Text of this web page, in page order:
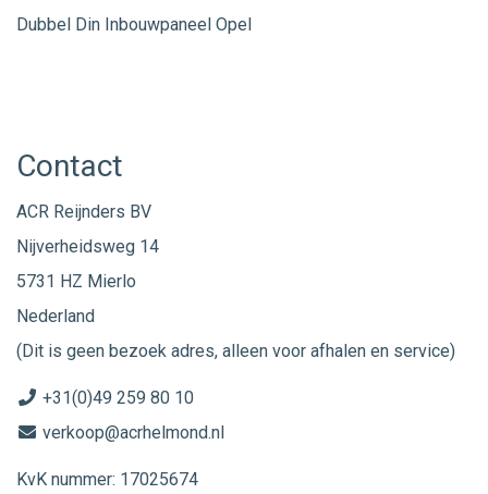
Dubbel Din Inbouwpaneel Opel
Contact
ACR Reijnders BV
Nijverheidsweg 14
5731 HZ Mierlo
Nederland
(Dit is geen bezoek adres, alleen voor afhalen en service)
+31(0)49 259 80 10
verkoop@acrhelmond.nl
KvK nummer: 17025674